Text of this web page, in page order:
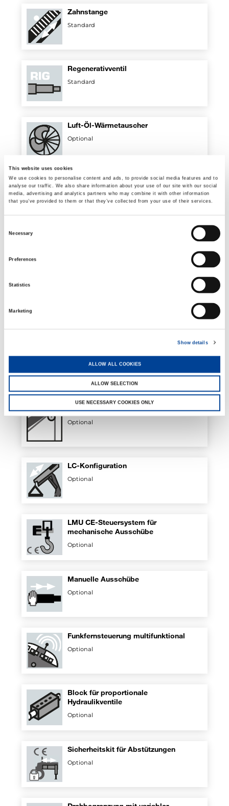
This website uses cookies
We use cookies to personalise content and ads, to provide social media features and to
analyse our traffic. We also share information about your use of our site with our social
media, advertising and analytics partners who may combine it with other information
that you’ve provided to them or that they’ve collected from your use of their services.
Necessary
Preferences
Statistics
Marketing
Show details
ALLOW ALL COOKIES
ALLOW SELECTION
USE NECESSARY COOKIES ONLY
Zahnstange
Standard
Regenerativventil
Standard
Luft-Öl-Wärmetauscher
Optional
Elektrohydraulischer
Drehbegrenzungsschalter
Optional
Optional
Hydraulische Winde am Kran
Optional
LC-Konfiguration
Optional
LMU CE-Steuersystem für
mechanische Ausschübe
Optional
Manuelle Ausschübe
Optional
Funkfernsteuerung multifunktional
Optional
Block für proportionale
Hydraulikventile
Optional
Sicherheitskit für Abstützungen
Optional